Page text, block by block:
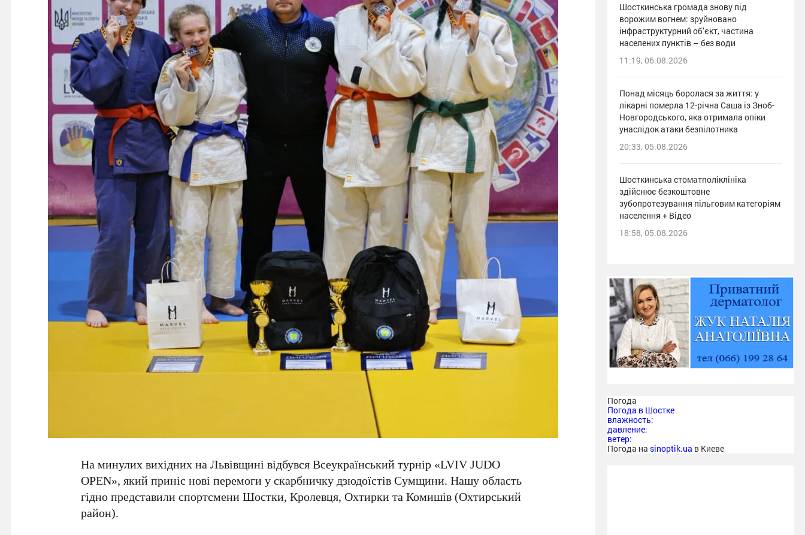
На минулих вихідних на Львівщині відбувся Всеукраїнський турнір «LVIV JUDO
OPEN», який приніс нові перемоги у скарбничку дзюдоїстів Сумщини. Нашу область
гідно представили спортсмени Шостки, Кролевця, Охтирки та Комишів (Охтирський
район).
Шосткинська громада знову під
ворожим вогнем: зруйновано
інфраструктурний об’єкт, частина
населених пунктів – без води
11:19, 06.08.2026
Понад місяць боролася за життя: у
лікарні померла 12-річна Саша із Зноб-
Новгородського, яка отримала опіки
унаслідок атаки безпілотника
20:33, 05.08.2026
Шосткинська стоматполіклініка
здійснює безкоштовне
зубопротезування пільговим категоріям
населення + Відео
18:58, 05.08.2026
Погода
Погода в Шостке
влажность:
давление:
ветер:
Погода на sinoptik.ua в Киеве